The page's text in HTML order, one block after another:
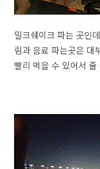
밀크쉐이크 파는 곳인
림과 음료 파는곳은 대
빨리 먹을 수 있어서